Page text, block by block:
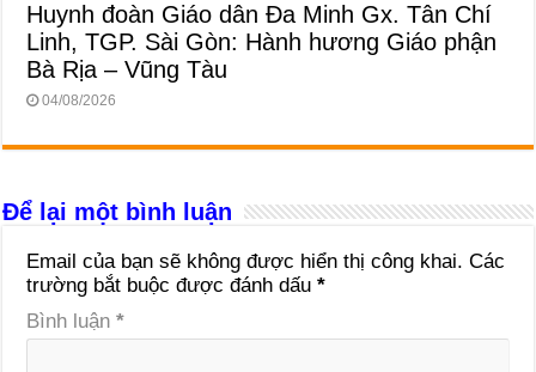
Huynh đoàn Giáo dân Đa Minh Gx. Tân Chí
Linh, TGP. Sài Gòn: Hành hương Giáo phận
Bà Rịa – Vũng Tàu
04/08/2026
Để lại một bình luận
Email của bạn sẽ không được hiển thị công khai. Các
trường bắt buộc được đánh dấu*
Bình luận*